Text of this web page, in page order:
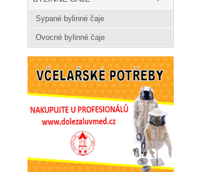
Sypané bylinné čaje
Ovocné bylinné čaje